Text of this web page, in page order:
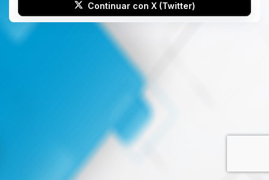
Continuar con X (Twitter)